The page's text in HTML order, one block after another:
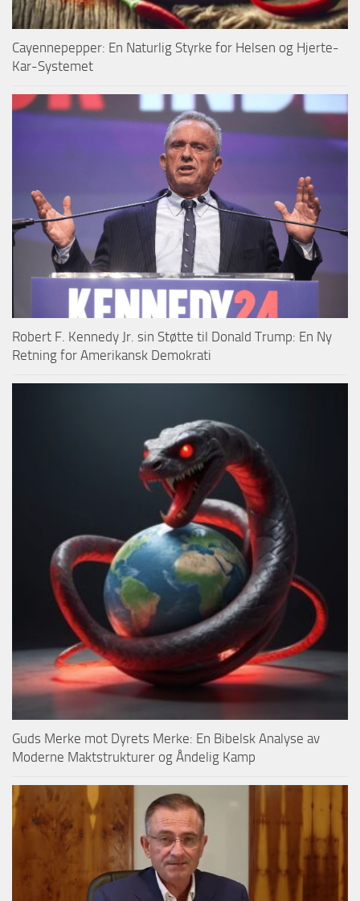
Cayennepepper: En Naturlig Styrke for Helsen og Hjerte-
Kar-Systemet
Robert F. Kennedy Jr. sin Støtte til Donald Trump: En Ny
Retning for Amerikansk Demokrati
Guds Merke mot Dyrets Merke: En Bibelsk Analyse av
Moderne Maktstrukturer og Åndelig Kamp